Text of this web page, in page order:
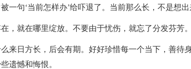
一句‘当前怎样办’给吓退了。当前那么长，不是想出
，就在哪里绽放。不要由于忧伤，就忘了分发芬芳。
来日方长，后会有期。好好珍惜每一个当下，善待
遗憾和悔恨。